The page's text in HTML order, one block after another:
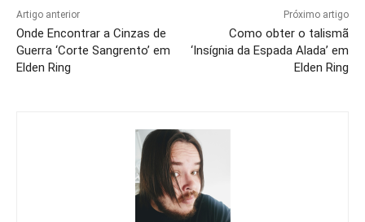
Artigo anterior
Onde Encontrar a Cinzas de
Guerra ‘Corte Sangrento’ em
Elden Ring
Próximo artigo
Como obter o talismã
‘Insígnia da Espada Alada’ em
Elden Ring